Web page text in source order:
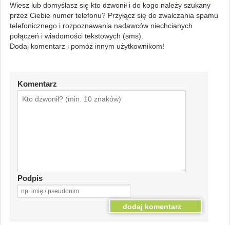
Wiesz lub domyślasz się kto dzwonił i do kogo należy szukany
przez Ciebie numer telefonu? Przyłącz się do zwalczania spamu
telefonicznego i rozpoznawania nadawców niechcianych
połączeń i wiadomości tekstowych (sms).
Dodaj komentarz i pomóż innym użytkownikom!
Komentarz
Podpis